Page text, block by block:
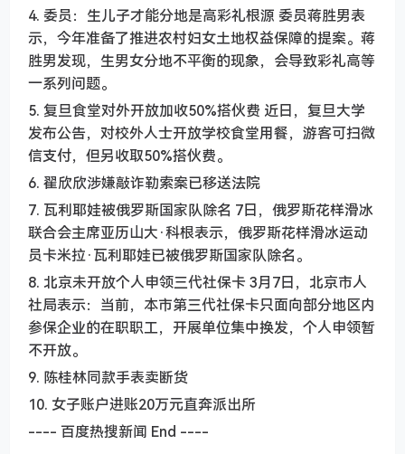
4. 委员：生儿子才能分地是高彩礼根源 委员蒋胜男表
示，今年准备了推进农村妇女土地权益保障的提案。蒋
胜男发现，生男女分地不平衡的现象，会导致彩礼高等
一系列问题。
5. 复旦食堂对外开放加收50%搭伙费 近日，复旦大学
发布公告，对校外人士开放学校食堂用餐，游客可扫微
信支付，但另收取50%搭伙费。
6. 翟欣欣涉嫌敲诈勒索案已移送法院
7. 瓦利耶娃被俄罗斯国家队除名 7日，俄罗斯花样滑冰
联合会主席亚历山大·科根表示，俄罗斯花样滑冰运动
员卡米拉·瓦利耶娃已被俄罗斯国家队除名。
8. 北京未开放个人申领三代社保卡 3月7日，北京市人
社局表示：当前，本市第三代社保卡只面向部分地区内
参保企业的在职职工，开展单位集中换发，个人申领暂
不开放。
9. 陈桂林同款手表卖断货
10. 女子账户进账20万元直奔派出所
---- 百度热搜新闻 End ----